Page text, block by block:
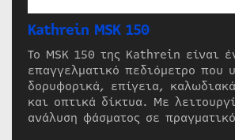
Kathrein MSK 150
Το MSK 150 της Kathrein είναι
επαγγελματικό πεδιόμετρο που
δορυφορικά, επίγεια,
και οπτικά δίκτυα. Με
ανάλυση φάσματος σε